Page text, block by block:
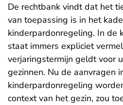
De rechtbank vindt dat het
van toepassing is in het
kinderpardonregeling. In de
staat immers expliciet
verjaringstermijn geldt voor
gezinnen. Nu de aanvragen
kinderpardonregeling
context van het gezin, zou